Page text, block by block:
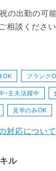
の出勤の可
談ください
OK ブランク
・主夫活躍中
見学のみOK
対応について
ル